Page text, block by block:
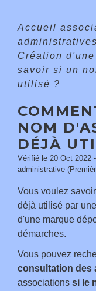
Accueil
Création
savoir si un
utilisé ?
NOM
DÉJÀ
Vérifié le 20 Oct 2022
administrative
Vous voulez
déjà utilisé par
d'une marque
démarches.
Vous pouvez
consultation des
associations si le